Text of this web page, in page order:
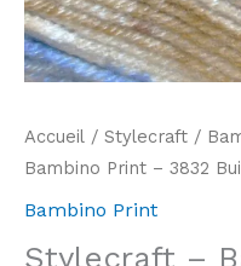
Accueil / Stylecraft /
Bambino Print – 3832
Bambino Print
Stylecraft –